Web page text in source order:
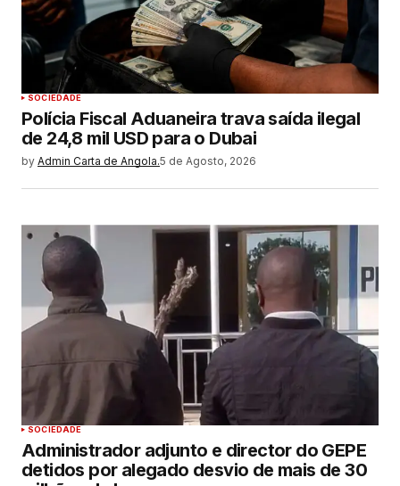
SOCIEDADE
Polícia Fiscal Aduaneira trava saída ilegal
de 24,8 mil USD para o Dubai
by Admin Carta de Angola.5 de Agosto, 2026
SOCIEDADE
Administrador adjunto e director do GEPE
detidos por alegado desvio de mais de 30